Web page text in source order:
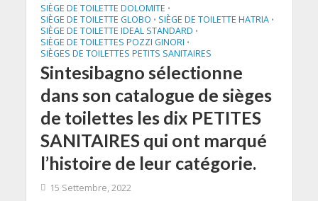
SIÈGE DE TOILETTE DOLOMITE •
SIÈGE DE TOILETTE GLOBO • SIÈGE DE TOILETTE HATRIA •
SIÈGE DE TOILETTE IDEAL STANDARD •
SIÈGE DE TOILETTES POZZI GINORI •
SIÈGES DE TOILETTES PETITS SANITAIRES
Sintesibagno sélectionne
dans son catalogue de sièges
de toilettes les dix PETITES
SANITAIRES qui ont marqué
l’histoire de leur catégorie.
15 Settembre, 2022